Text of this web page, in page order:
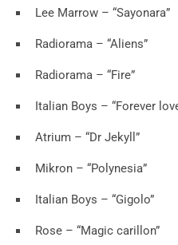
Lee Marrow – “Sayonara”
Radiorama – “Aliens”
Radiorama – “Fire”
Italian Boys – “Forever
Atrium – “Dr Jekyll”
Mikron – “Polynesia”
Italian Boys – “Gigolo”
Rose – “Magic carillon”